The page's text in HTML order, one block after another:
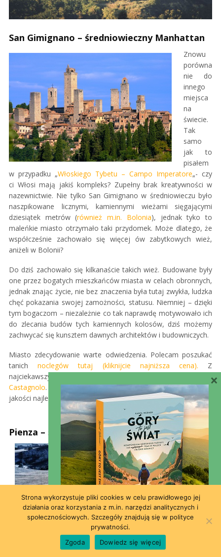
San Gimignano – średniowieczny Manhattan
Znowu
porówna
nie do
innego
miejsca
na
świecie.
Tak
samo
jak to
pisałem
w przypadku „Włoskiego Tybetu – Campo Imperatore„- czy
ci Włosi mają jakiś kompleks? Zupełny brak kreatywności w
nazewnictwie. Nie tylko San Gimignano w średniowieczu było
naszpikowane licznymi, kamiennymi wieżami sięgającymi
dziesiątek metrów (również m.in. Bolonia), jednak tyko to
maleńkie miasto otrzymało taki przydomek. Może dlatego, że
współcześnie zachowało się więcej ów zabytkowych wież,
aniżeli w Bolonii?
Do dziś zachowało się kilkanaście takich wież. Budowane były
one przez bogatych mieszkańców miasta w celach obronnych,
jednak znając życie, nie bez znaczenia była tutaj zwykła, ludzka
chęć pokazania swojej zamożności, statusu. Niemniej – dzięki
tym bogaczom – niezależnie co tak naprawdę motywowało ich
do zlecania budów tych kamiennych kolosów, dziś możemy
zachwycać się kunsztem dawnych architektów i budowniczych.
Miasto zdecydowanie warte odwiedzenia. Polecam poszukać
tanichnoclegów tutaj (kliknijcie najniższa cena). Z
najciekawszych polecam zainteresować się hotelem
Il
Castagnolo. Przepiękny, nieco na uboczu. Stosunek ceny do
jakości najlepszy w okolicy. Bardzo polecam.
Pienza – śladami współczesnego kina
Mimo że historyczne centrum miasta zostało wpisane na listę
UNESCO, tym razem nie chodzi o zabytki, ani
Strona wykorzystuje pliki cookies w celu prawidłowego jej
działania oraz korzystania z m.in. narzędzi analitycznych i
społecznościowych. Szczegóły znajdują się w polityce
prywatności.
Zgoda
Dowiedz się więcej
×